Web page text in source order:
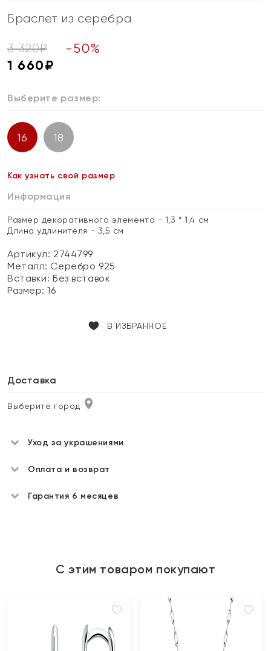
Браслет из серебра
3 320₽ -50%
1 660₽
Выберите размер:
16 18
Как узнать свой размер
Информация
Размер декоративного элемента - 1,3 * 1,4 см
Длина удлинителя - 3,5 см
Артикул: 2744799
Металл: Серебро 925
Вставки:Без вставок
Размер:16
В ИЗБРАННОЕ
Доставка
Выберите город
Уход за украшениями
Оплата и возврат
Гарантия 6 месяцев
С этим товаром покупают